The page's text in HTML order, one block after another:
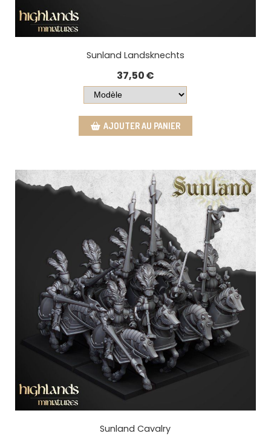
Sunland Landsknechts
37,50€
AJOUTER AU PANIER
Sunland Cavalry